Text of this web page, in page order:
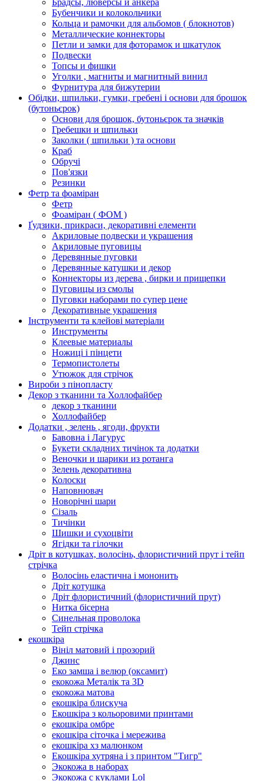
Брадсы, люверсы и анкера
Бубенчики и колокольчики
Кольца и рамочки для альбомов ( блокнотов)
Металлические коннекторы
Петли и замки для фоторамок и шкатулок
Подвески
Топсы и фишки
Уголки , магниты и магнитный винил
Фурнитура для бижутерии
Обідки, шпильки, гумки, гребені і основи для брошок
(бутоньєрок)
Основи для брошок, бутоньєрок та значків
Гребешки и шпильки
Заколки ( шпильки ) та основи
Краб
Обручі
Пов'язки
Резинки
Фетр та фоаміран
Фетр
Фоаміран ( ФОМ )
Ґудзики, прикраси, декоративні елементи
Акриловые подвески и украшения
Акриловые пуговицы
Деревянные пуговки
Деревянные катушки и декор
Коннекторы из дерева , бирки и прищепки
Пуговицы из смолы
Пуговки наборами по супер цене
Декоративные украшения
Інструменти та клейові матеріали
Инструменты
Клеевые материалы
Ножиці і пінцети
Термопистолеты
Утюжок для стрічок
Вироби з пінопласту
Декор з тканини та Холлофайбер
декор з тканини
Холлофайбер
Додатки , зелень , ягоди, фрукти
Бавовна і Лагурус
Букети складних тичінок та додатки
Веночки и шарики из ротанга
Зелень декоративна
Колоски
Наповнювач
Новорічні шари
Сізаль
Тичінки
Шишки и сухоцвіти
Ягідки та гілочки
Дріт в котушках, волосінь, флористичний прут і тейп
стрічка
Волосінь еластична і мононить
Дріт котушка
Дріт флористичний (флористичний прут)
Нитка бісерна
Синельная проволока
Тейп стрічка
екошкіра
Вініл матовий і прозорий
Джинс
Еко замша і велюр (оксамит)
екокожа Металік та 3D
екокожа матова
екошкіра блискуча
Екошкіра з кольоровими принтами
екошкіра омбре
екошкіра сіточка і мережива
екошкіра хз малюнком
Екошкіра хутряна і з принтом "Тигр"
Экокожа в наборах
Экокожа с куклами Lol